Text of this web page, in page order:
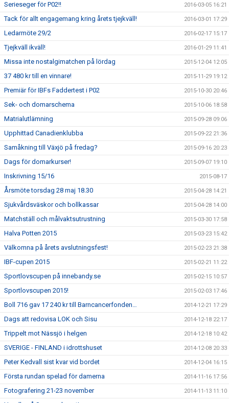
Serieseger för P02!! 2016-03-05 16:21
Tack för allt engagemang kring årets tjejkväll! 2016-03-01 17:29
Ledarmöte 29/2 2016-02-17 15:17
Tjejkväll ikväll! 2016-01-29 11:41
Missa inte nostalgimatchen på lördag 2015-12-04 12:05
37 480 kr till en vinnare! 2015-11-29 19:12
Premiär för IBFs Faddertest i P02 2015-10-30 20:46
Sek- och domarschema 2015-10-06 18:58
Matrialutlämning 2015-09-28 09:06
Upphittad Canadienklubba 2015-09-22 21:36
Samåkning till Växjö på fredag? 2015-09-16 20:23
Dags för domarkurser! 2015-09-07 19:10
Inskrivning 15/16 2015-08-17
Årsmöte torsdag 28 maj 18.30 2015-04-28 14:21
Sjukvårdsväskor och bollkassar 2015-04-28 14:00
Matchställ och målvaktsutrustning 2015-03-30 17:58
Halva Potten 2015 2015-03-23 15:42
Välkomna på årets avslutningsfest! 2015-02-23 21:38
IBF-cupen 2015 2015-02-21 11:22
Sportlovscupen på innebandy.se 2015-02-15 10:57
Sportlovscupen 2015! 2015-02-03 17:46
Boll 716 gav 17 240 kr till Barncancerfonden… 2014-12-21 17:29
Dags att redovisa LOK och Sisu 2014-12-18 22:17
Trippelt mot Nässjö i helgen 2014-12-18 10:42
SVERIGE - FINLAND i idrottshuset 2014-12-08 20:33
Peter Kedvall sist kvar vid bordet 2014-12-04 16:15
Första rundan spelad för damerna 2014-11-16 17:56
Fotografering 21-23 november 2014-11-13 11:10